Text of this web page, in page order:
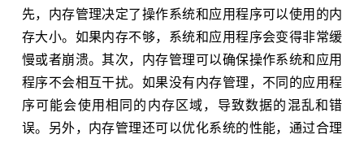
先，内存管理决定了操作系统和应用程序可以使用的内
存大小。如果内存不够，系统和应用程序会变得非常缓
慢或者崩溃。其次，内存管理可以确保操作系统和应用
程序不会相互干扰。如果没有内存管理，不同的应用程
序可能会使用相同的内存区域，导致数据的混乱和错
误。另外，内存管理还可以优化系统的性能，通过合理